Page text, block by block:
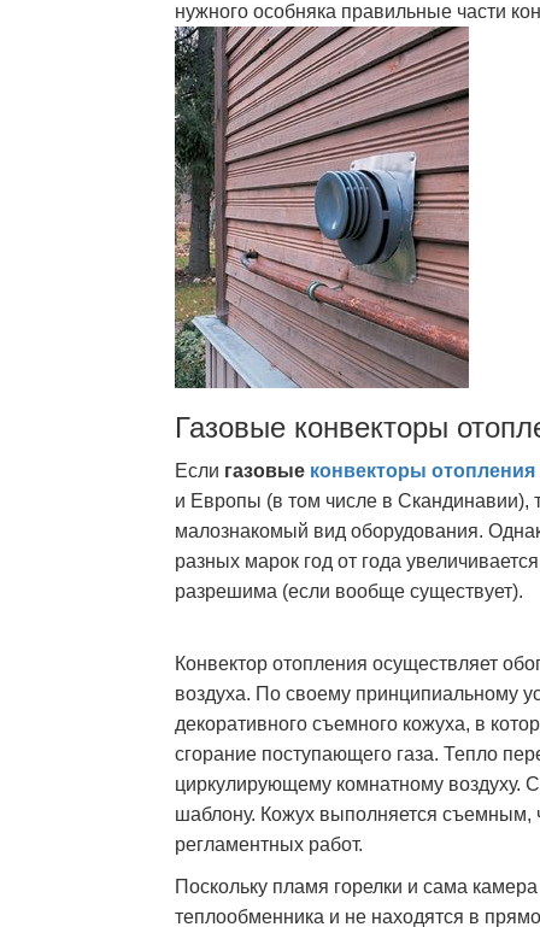
нужного особняка правильные части
Газовые конвекторы
Если газовые конвекторы отопления
и Европы (в том числе в Скандинавии),
малознакомый вид оборудования.
разных марок год от года
разрешима (если вообще существует).
Конвектор отопления осуществляет
воздуха. По своему принципиальному
декоративного съемного кожуха, в
сгорание поступающего газа. Тепло
циркулирующему комнатному воздуху.
шаблону. Кожух выполняется съемным,
регламентных работ.
Поскольку пламя горелки и сама
теплообменника и не находятся в